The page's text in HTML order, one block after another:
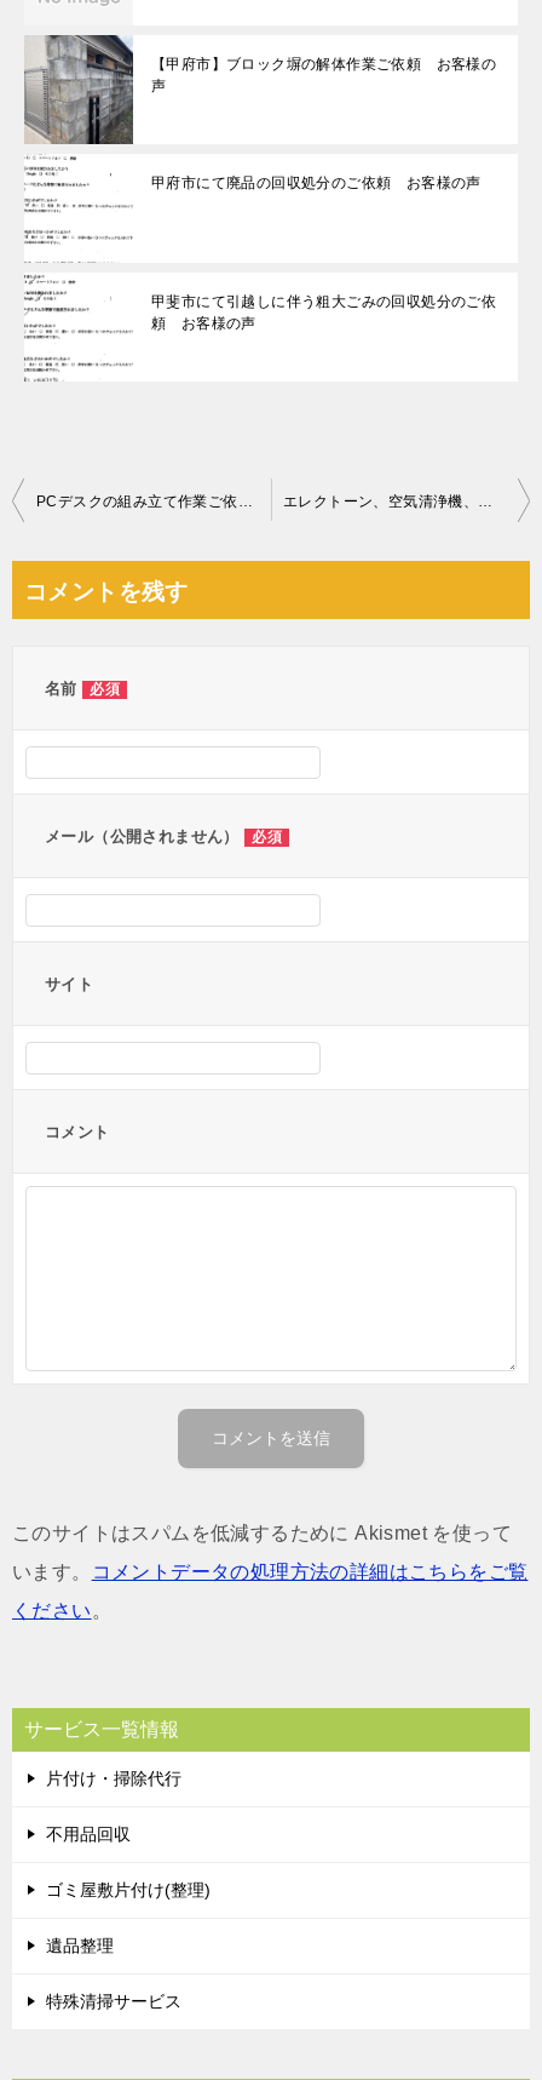
【甲府市】ブロック塀の解体作業ご依頼 お客様の
声
甲府市にて廃品の回収処分のご依頼 お客様の声
甲斐市にて引越しに伴う粗大ごみの回収処分のご依
頼 お客様の声
投
ビ
PCデスクの組み立て作業ご依頼 お客様の声 エレクトーン、空気清浄機、ダイニングテーブル、椅子等の回収・処分
コメントを残す
名前 必須
メール（公開されません） 必須
サイト
コメント
このサイトはスパムを低減するために Akismet を使って
います。
コメントデータの処理方法の詳細はこちらをご覧
ください 。
サービス一覧情報
片付け・掃除代行
不用品回収
ゴミ屋敷片付け(整理)
遺品整理
特殊清掃サービス